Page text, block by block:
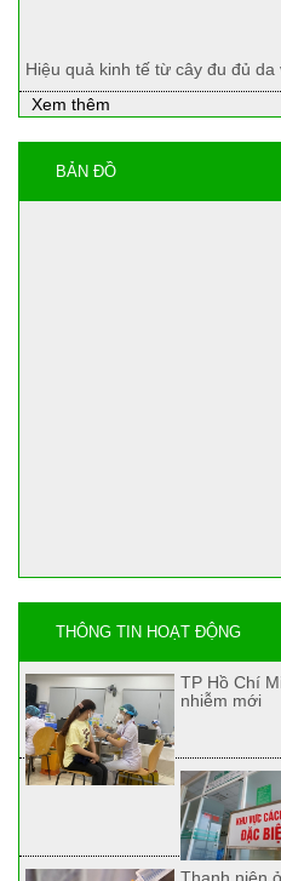
Hiệu quả kinh tế từ cây đu đủ da
Xem thêm
BẢN ĐỒ
THÔNG TIN HOẠT ĐỘNG
TP Hồ Chí
nhiễm mới
Thanh niên